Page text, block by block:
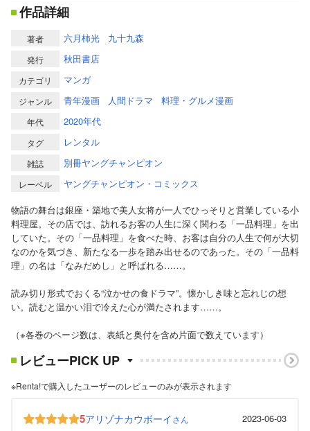
作品詳細
著者 六月柿光 九十九森
発行 秋田書店
カテゴリ マンガ
ジャンル 青年漫画 人間ドラマ 料理・グルメ漫画
年代 2020年代
タグ レンタル
雑誌 別冊ヤングチャンピオン
レーベル
ヤングチャンピオン・コミックス
物語の舞台は銀座・築地で美人女将が一人でひっそりと営業している小
料理屋。その店では、訪れるお客の人生に深く関わる「一品料理」を出
していた。その「一品料理」を食べた時、お客は自分の人生で何が大切
なのかを気づき、新たなる一歩を踏み出せるのであった。その「一品料
理」の名は「なみだめし」と呼ばれる……。
読み切り形式でおくる“泣かせの食ドラマ”。懐かしき味と忘れじの想
い。読むと温かい泪で冷えた心が満たされます……。
（※各巻のページ数は、表紙と奥付を含め片面で数えています）
レビューPICK UP
※Renta!で購入したユーザーのレビューのみが表示されます
5アリゾナカウボーイさん
2023-06-03